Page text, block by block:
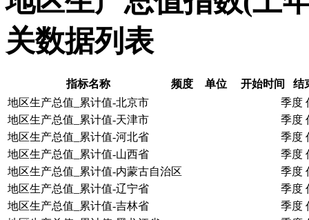
关数据列表
指标名称 频度 单位 开始时间
结
地区生产总值_累计值-北京市
季度
地区生产总值_累计值-天津市
季度
地区生产总值_累计值-河北省
季度
地区生产总值_累计值-山西省
季度
地区生产总值_累计值-内蒙古自治区
季度
地区生产总值_累计值-辽宁省
季度
地区生产总值_累计值-吉林省
季度